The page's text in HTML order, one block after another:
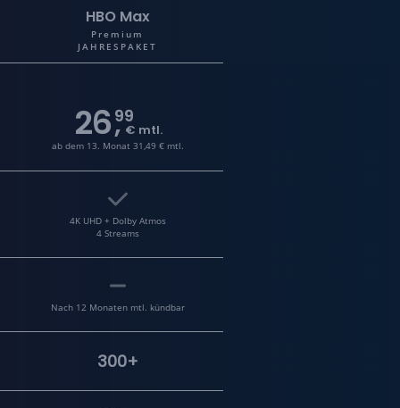
HBO Max
Premium
JAHRESPAKET
26,
99
€ mtl.
ab dem 13. Monat 31,49 € mtl.
4K UHD + Dolby Atmos
4 Streams
Nach 12 Monaten mtl. kündbar
300+